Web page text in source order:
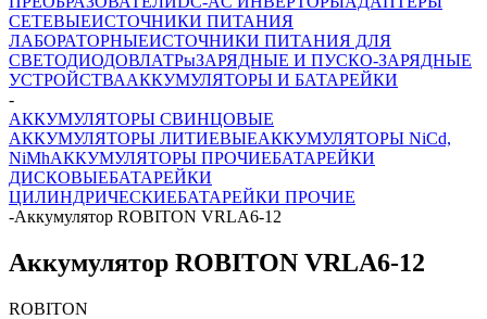
СЕТЕВЫЕИСТОЧНИКИ ПИТАНИЯ
ЛАБОРАТОРНЫЕИСТОЧНИКИ ПИТАНИЯ ДЛЯ
СВЕТОДИОДОВЛАТРыЗАРЯДНЫЕ И ПУСКО-ЗАРЯДНЫЕ
УСТРОЙСТВААККУМУЛЯТОРЫ И БАТАРЕЙКИ
-
АККУМУЛЯТОРЫ СВИНЦОВЫЕ
АККУМУЛЯТОРЫ ЛИТИЕВЫЕАККУМУЛЯТОРЫ NiCd,
NiMhАККУМУЛЯТОРЫ ПРОЧИЕБАТАРЕЙКИ
ДИСКОВЫЕБАТАРЕЙКИ
ЦИЛИНДРИЧЕСКИЕБАТАРЕЙКИ ПРОЧИЕ
-Аккумулятор ROBITON VRLA6-12
Аккумулятор ROBITON VRLA6-12
ROBITON